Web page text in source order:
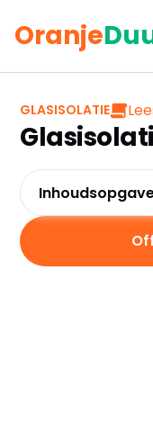
Oranje
GLASISOLATIE
Waarom
Kosten en
Subsidies in